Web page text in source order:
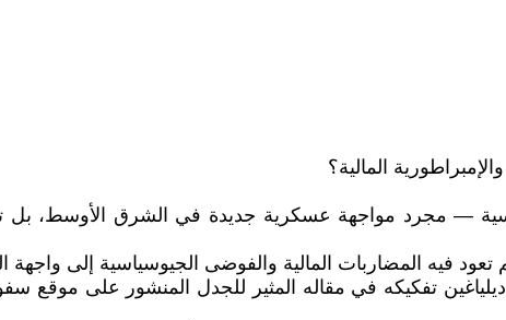
المالية؟
— مجرد مواجهة عسكرية جديدة في الشرق الأوسط، بل
تعود فيه المضاربات المالية والفوضى الجيوسياسية إلى واجهة
تفكيكه في مقاله المثير للجدل المنشور على موقع